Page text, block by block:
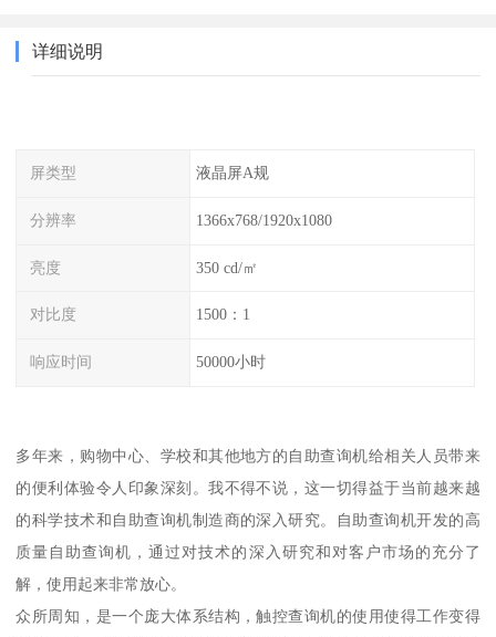
详细说明
屏类型 液晶屏A规
分辨率 1366x768/1920x1080
亮度 350 cd/㎡
对比度 1500：1
响应时间 50000小时
多年来，购物中心、学校和其他地方的自助查询机给相关人员带来
的便利体验令人印象深刻。我不得不说，这一切得益于当前越来越
的科学技术和自助查询机制造商的深入研究。自助查询机开发的高
质量自助查询机，通过对技术的深入研究和对客户市场的充分了
解，使用起来非常放心。
众所周知，是一个庞大体系结构，触控查询机的使用使得工作变得